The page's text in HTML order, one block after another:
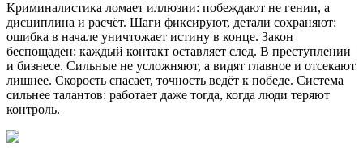
Криминалистика ломает иллюзии: побеждают не гении, а
дисциплина и расчёт. Шаги фиксируют, детали сохраняют:
ошибка в начале уничтожает истину в конце. Закон
беспощаден: каждый контакт оставляет след. В преступлении
и бизнесе. Сильные не усложняют, а видят главное и отсекают
лишнее. Скорость спасает, точность ведёт к победе. Система
сильнее талантов: работает даже тогда, когда люди теряют
контроль.